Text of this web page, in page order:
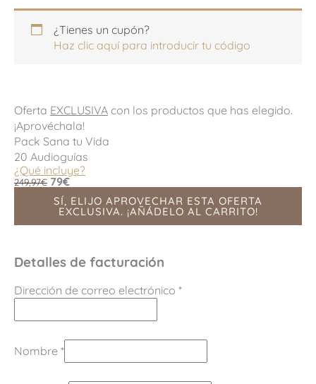
¿Tienes un cupón?
Haz clic aquí para introducir tu código
Oferta EXCLUSIVA con los productos que has elegido.
¡Aprovéchala!
Pack Sana tu Vida
20 Audioguías
¿Qué incluye?
249,97€ 79€
SÍ, ELIJO APROVECHAR ESTA OFERTA
EXCLUSIVA. ¡AÑÁDELO AL CARRITO!
Detalles de facturación
Dirección de correo electrónico *
Nombre *